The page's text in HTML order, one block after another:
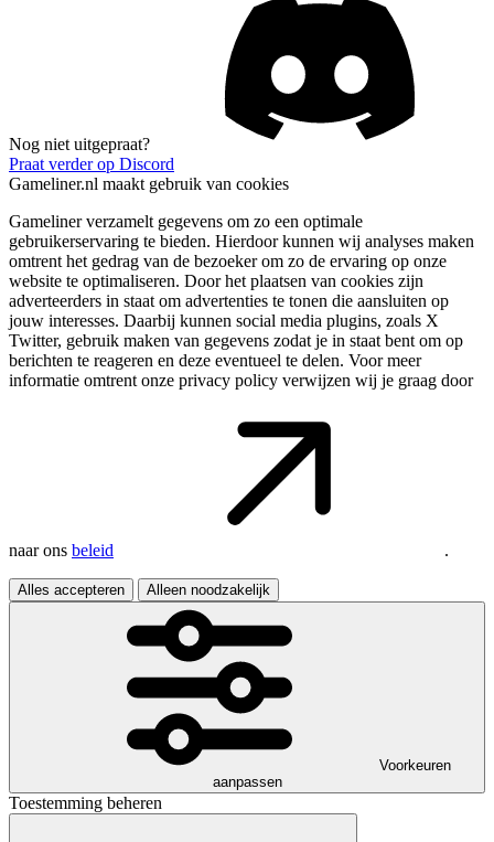
Nog niet uitgepraat?
Praat verder op Discord
Gameliner.nl maakt gebruik van cookies
Gameliner verzamelt gegevens om zo een optimale
gebruikerservaring te bieden. Hierdoor kunnen wij analyses maken
omtrent het gedrag van de bezoeker om zo de ervaring op onze
website te optimaliseren. Door het plaatsen van cookies zijn
adverteerders in staat om advertenties te tonen die aansluiten op
jouw interesses. Daarbij kunnen social media plugins, zoals X
Twitter, gebruik maken van gegevens zodat je in staat bent om op
berichten te reageren en deze eventueel te delen. Voor meer
informatie omtrent onze privacy policy verwijzen wij je graag door
naar ons beleid .
Alles accepteren Alleen noodzakelijk
Voorkeuren
aanpassen
Toestemming beheren